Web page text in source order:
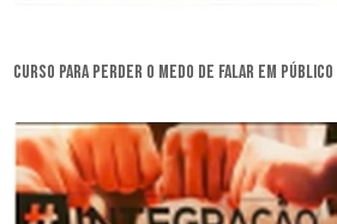
curso para perder o medo de falar em público